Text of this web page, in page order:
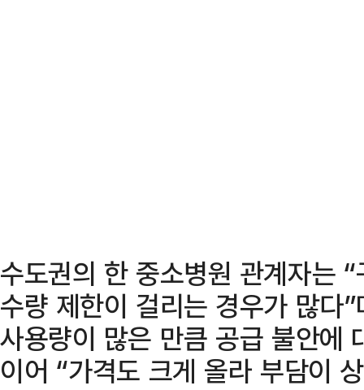
수도권의 한 중소병원 관계자는
수량 제한이 걸리는 경우가 많다
사용량이 많은 만큼 공급 불안에
이어 “가격도 크게 올라 부담이